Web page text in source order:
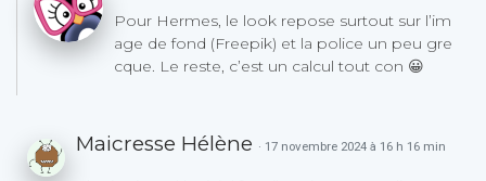
Pour Hermes, le look repose surtout sur l’im
age de fond (Freepik) et la police un peu gre
cque. Le reste, c’est un calcul tout con 😀
Maicresse Hélène · 17 novembre 2024 à 16 h 16 min